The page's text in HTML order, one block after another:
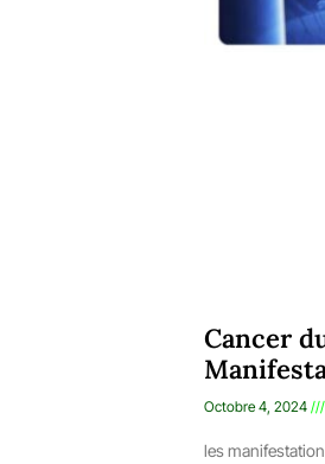
Cancer
Octobre 4, 2024
les